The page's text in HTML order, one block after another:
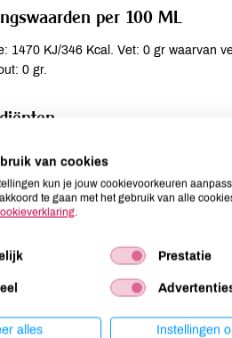
per 100 ML
1470 KJ/346 Kcal. Vet: 0 gr waarvan
0 gr.
niet aanwezig
niet aanwezig
niet aanwezig
van cookies
kun je jouw cookievoorkeuren
te gaan met het gebruik van alle
.
Prestatie
alles Instellingen